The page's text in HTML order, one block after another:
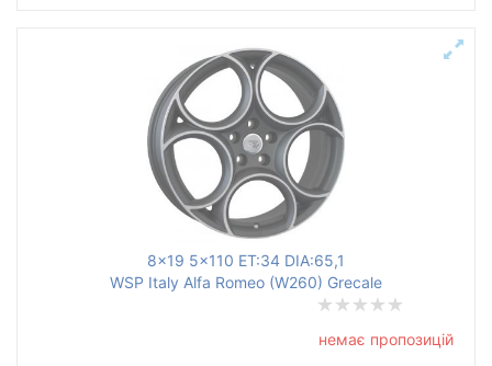
8x19 5x110 ET:34 DIA:65,1
WSP Italy Alfa Romeo (W260) Grecale
немає пропозицій